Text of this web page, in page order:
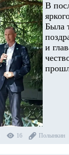
В
Была
и
16 Полынкин